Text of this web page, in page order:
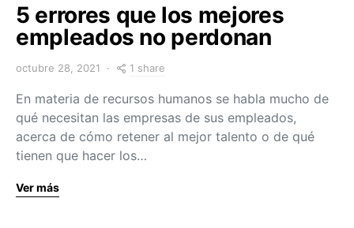
5 errores que los mejores
empleados no perdonan
octubre 28, 2021 1 share
En materia de recursos humanos se habla mucho de
qué necesitan las empresas de sus empleados,
acerca de cómo retener al mejor talento o de qué
tienen que hacer los…
Ver más